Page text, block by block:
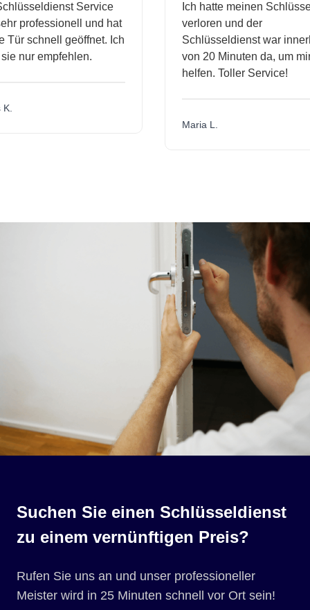
Service
professionell und hat
schnell geöffnet. Ich
nur empfehlen.
Ich hatte meinen Schlüssel
verloren und der
Schlüsseldienst war
von 20 Minuten da, um mir
helfen. Toller Service!
Maria L.
Suchen Sie einen Schlüsseldienst
zu einem vernünftigen Preis?
Rufen Sie uns an und unser professioneller
Meister wird in 25 Minuten schnell vor Ort sein!